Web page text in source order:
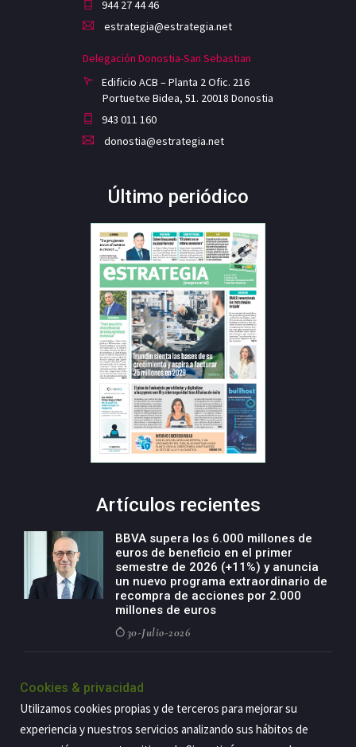
944 27 44 46
estrategia@estrategia.net
Delegación Donostia-San Sebastian
Edificio ACB – Planta 2 Ofic. 216
Portuetxe Bidea, 51. 20018 Donostia
943 011 160
donostia@estrategia.net
Último periódico
Artículos recientes
BBVA supera los 6.000 millones de
euros de beneficio en el primer
semestre de 2026 (+11%) y anuncia
un nuevo programa extraordinario de
recompra de acciones por 2.000
millones de euros
30-Julio-2026
negocio agro con un modelo global
países
29-Julio-2026
Cookies & privacidad
Utilizamos cookies propias y de terceros para mejorar su
experiencia y nuestros servicios analizando sus hábitos de